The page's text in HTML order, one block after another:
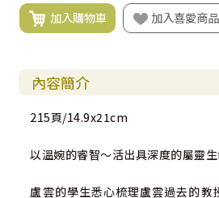
加入購物車 加入喜愛商品
內容簡介
215頁/14.9x21cm
以溫婉的睿智～活出具深度的屬靈生
盧雲的學生悉心梳理盧雲過去的教